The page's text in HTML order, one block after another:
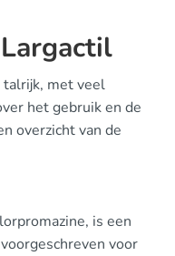
talrijk, met veel
het gebruik en de
overzicht van de
is een
voor